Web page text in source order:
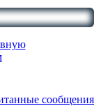
сообщения